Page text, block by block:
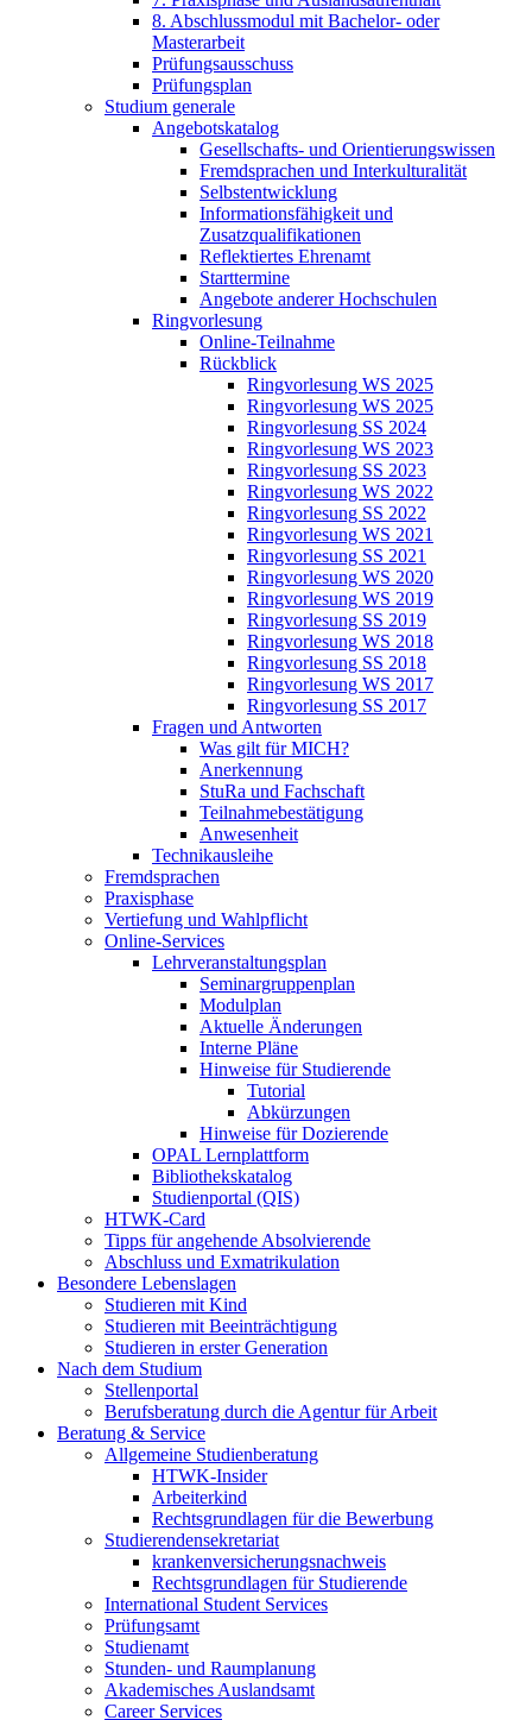
8. Abschlussmodul mit Bachelor- oder
Masterarbeit
Prüfungsausschuss
Prüfungsplan
Studium generale
Angebotskatalog
Gesellschafts- und Orientierungswissen
Fremdsprachen und Interkulturalität
Selbstentwicklung
Informationsfähigkeit und
Zusatzqualifikationen
Reflektiertes Ehrenamt
Starttermine
Angebote anderer Hochschulen
Ringvorlesung
Online-Teilnahme
Rückblick
Ringvorlesung WS 2025
Ringvorlesung WS 2025
Ringvorlesung SS 2024
Ringvorlesung WS 2023
Ringvorlesung SS 2023
Ringvorlesung WS 2022
Ringvorlesung SS 2022
Ringvorlesung WS 2021
Ringvorlesung SS 2021
Ringvorlesung WS 2020
Ringvorlesung WS 2019
Ringvorlesung SS 2019
Ringvorlesung WS 2018
Ringvorlesung SS 2018
Ringvorlesung WS 2017
Ringvorlesung SS 2017
Fragen und Antworten
Was gilt für MICH?
Anerkennung
StuRa und Fachschaft
Teilnahmebestätigung
Anwesenheit
Technikausleihe
Fremdsprachen
Praxisphase
Vertiefung und Wahlpflicht
Online-Services
Lehrveranstaltungsplan
Seminargruppenplan
Modulplan
Aktuelle Änderungen
Interne Pläne
Hinweise für Studierende
Tutorial
Abkürzungen
Hinweise für Dozierende
OPAL Lernplattform
Bibliothekskatalog
Studienportal (QIS)
HTWK-Card
Tipps für angehende Absolvierende
Abschluss und Exmatrikulation
Besondere Lebenslagen
Studieren mit Kind
Studieren mit Beeinträchtigung
Studieren in erster Generation
Nach dem Studium
Stellenportal
Berufsberatung durch die Agentur für Arbeit
Beratung & Service
Allgemeine Studienberatung
HTWK-Insider
Arbeiterkind
Rechtsgrundlagen für die Bewerbung
Studierendensekretariat
krankenversicherungsnachweis
Rechtsgrundlagen für Studierende
International Student Services
Prüfungsamt
Studienamt
Stunden- und Raumplanung
Akademisches Auslandsamt
Career Services